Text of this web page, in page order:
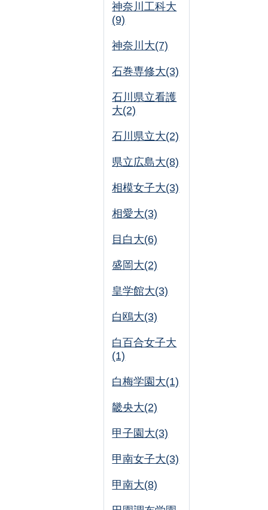
神奈川工科大
(9)
神奈川大(7)
石巻専修大(3)
石川県立看護
大(2)
石川県立大(2)
県立広島大(8)
相模女子大(3)
相愛大(3)
目白大(6)
盛岡大(2)
皇学館大(3)
白鴎大(3)
白百合女子大
(1)
白梅学園大(1)
畿央大(2)
甲子園大(3)
甲南女子大(3)
甲南大(8)